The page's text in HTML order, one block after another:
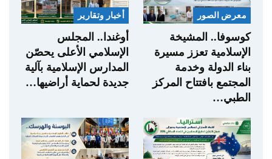
معرض الصور
كوسوفا.. المشيخة
الإسلامية تعزز مسيرة
بناء الدولة وخدمة
المجتمع بافتتاح المركز
الطبي…
أخبار وتقارير
أوغندا.. المجلس
الإسلامي الأعلى يحصّن
المدارس الإسلامية بآلية
جديدة لحماية أراضيها…